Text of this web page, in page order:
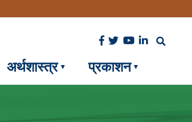
अर्थशास्त्र प्रकाशन